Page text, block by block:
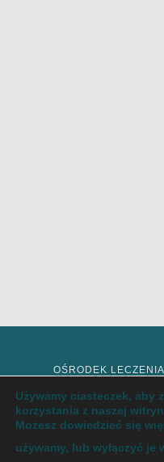
OŚRODEK
DETOKS
LECZENIE
Używamy ciasteczek, aby
korzystania z naszej
Możesz dowiedzieć się
używamy, lub wyłączyć je